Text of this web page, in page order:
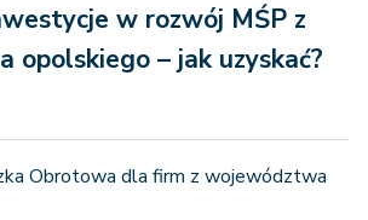
w rozwój MŚP z
opolskiego – jak uzyskać?
Obrotowa dla firm z województwa